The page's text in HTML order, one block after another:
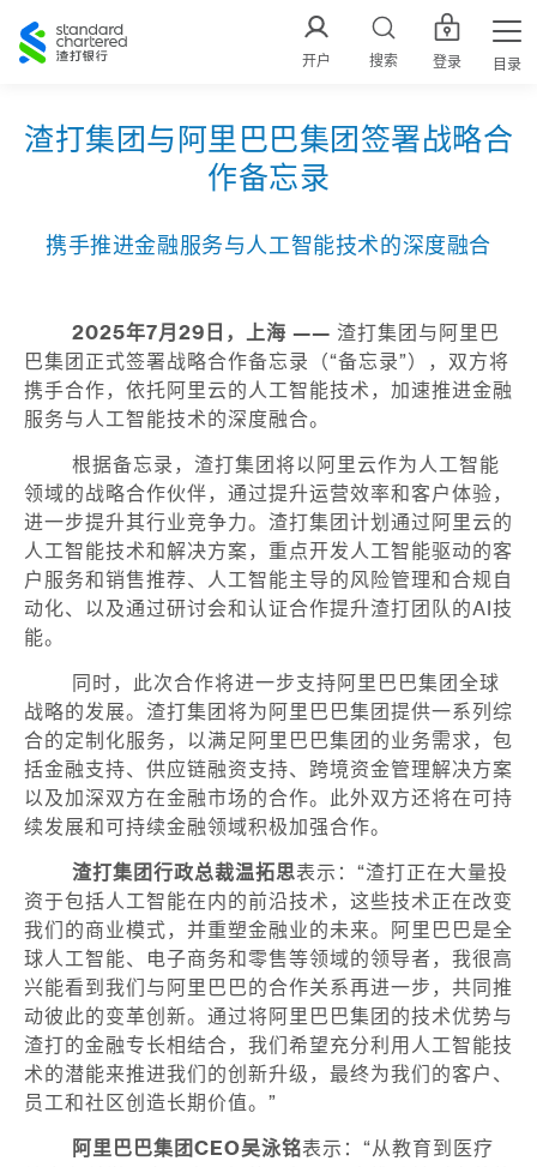
渣
打
中
开户 搜索 登录 目录
渣打集团与阿里巴巴集团签署战略合
作备忘录
携手推进金融服务与人工智能技术的深度融合
2025年7月 29 日，上海 —— 渣打集团与阿里巴
巴集团正式签署战略合作备忘录（“备忘录”），双方将
携手合作，依托阿里云的人工智能技术，加速推进金融
服务与人工智能技术的深度融合。
根据备忘录，渣打集团将以阿里云作为人工智能
领域的战略合作伙伴，通过提升运营效率和客户体验，
进一步提升其行业竞争力。渣打集团计划通过阿里云的
人工智能技术和解决方案，重点开发人工智能驱动的客
户服务和销售推荐、人工智能主导的风险管理和合规自
动化、以及通过研讨会和认证合作提升渣打团队的AI技
能。
同时，此次合作将进一步支持阿里巴巴集团全球
战略的发展。渣打集团将为阿里巴巴集团提供一系列综
合的定制化服务，以满足阿里巴巴集团的业务需求，包
括金融支持、供应链融资支持、跨境资金管理解决方案
以及加深双方在金融市场的合作。此外双方还将在可持
续发展和可持续金融领域积极加强合作。
渣打集团行政总裁温拓思表示：“渣打正在大量投
资于包括人工智能在内的前沿技术，这些技术正在改变
我们的商业模式，并重塑金融业的未来。阿里巴巴是全
球人工智能、电子商务和零售等领域的领导者，我很高
兴能看到我们与阿里巴巴的合作关系再进一步，共同推
动彼此的变革创新。通过将阿里巴巴集团的技术优势与
渣打的金融专长相结合，我们希望充分利用人工智能技
术的潜能来推进我们的创新升级，最终为我们的客户、
员工和社区创造长期价值。”
阿里巴巴集团 CEO吴泳铭表示：“从教育到医疗